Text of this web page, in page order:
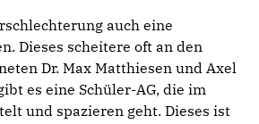
auch eine
Dieses scheitere oft an den
Dr. Max Matthiesen und Axel
es eine Schüler-AG, die im
und spazieren geht. Dieses ist